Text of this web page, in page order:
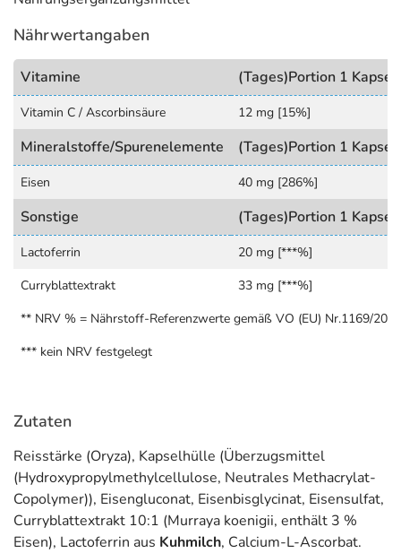
Nährwertangaben
Vitamine (Tages)Portion 1
Vitamin C / Ascorbinsäure 12 mg [15%]
Mineralstoffe/Spurenelemente (Tages)Portion 1
Eisen 40 mg [286%]
Sonstige (Tages)Portion 1
Lactoferrin
20 mg [***%]
Curryblattextrakt
33 mg [***%]
** NRV % = Nährstoff-Referenzwerte gemäß VO (EU) Nr.1169/2011
*** kein NRV festgelegt
Zutaten
Reisstärke (Oryza), Kapselhülle (Überzugsmittel
(Hydroxypropylmethylcellulose, Neutrales Methacrylat-
Copolymer)), Eisengluconat, Eisenbisglycinat, Eisensulfat,
Curryblattextrakt 10:1 (Murraya koenigii, enthält 3 %
Eisen), Lactoferrin aus Kuhmilch, Calcium-L-Ascorbat.